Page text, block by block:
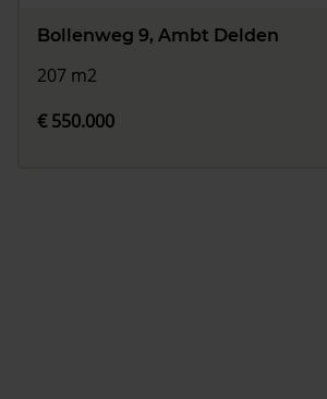
Bollenweg 9, Ambt Delden
207 m2
€ 550.000